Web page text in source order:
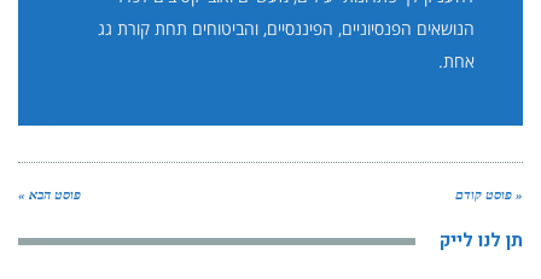
הנושאים הפנסיוניים, הפיננסיים, והביטוחים תחת קורת גג
אחת.
« פוסט קודם פוסט הבא »
תן לנו לייק